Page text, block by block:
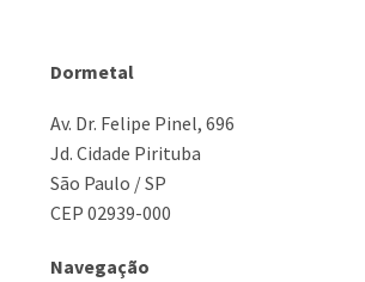
Dormetal
Av. Dr. Felipe Pinel, 696
Jd. Cidade Pirituba
São Paulo / SP
CEP 02939-000
Navegação